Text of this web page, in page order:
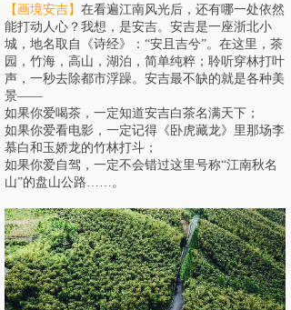
【 画境安吉】 在看遍江南风光后，还有哪一处依然
能打动人心？我想，是安吉。 安吉是一座浙北小
城，地名取自《诗经》：“安且吉兮”。在这里，茶
园，竹海，高山，湖泊，简单纯粹；聆听穿林打叶
声，一秒去除都市浮躁。 安吉最不缺的就是各种美
景——
如果你爱喝茶，一定知道安吉白茶名满天下；
如果你爱看电影，一定记得《卧虎藏龙》里那场李
慕白和玉娇龙的竹林打斗；
如果你爱自驾，一定不会错过这里号称“江南秋名
山”的盘山公路……。